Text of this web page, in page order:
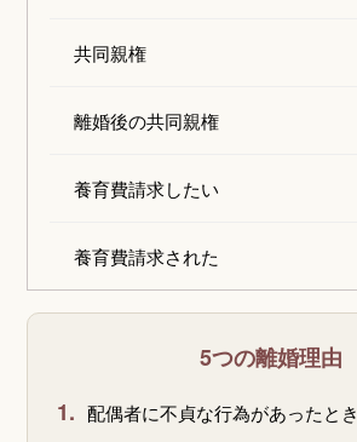
共同親権
離婚後の共同親権
養育費請求したい
養育費請求された
5つの離婚理由
1. 配偶者に不貞な行為があったとき